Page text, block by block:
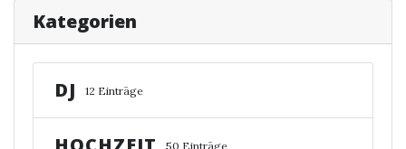
Kategorien
DJ 12 Einträge
50 Einträge